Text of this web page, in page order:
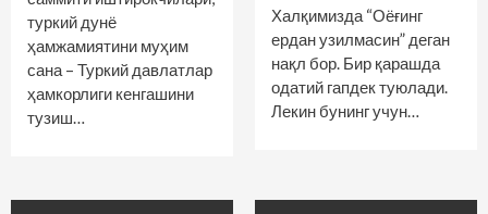
туркий дунё
ҳамжамиятини муҳим
сана – Туркий давлатлар
ҳамкорлиги кенгашини
тузиш…
Халқимизда “Оёғинг
ердан узилмасин” деган
нақл бор. Бир қарашда
одатий гапдек туюлади.
Лекин бунинг учун…